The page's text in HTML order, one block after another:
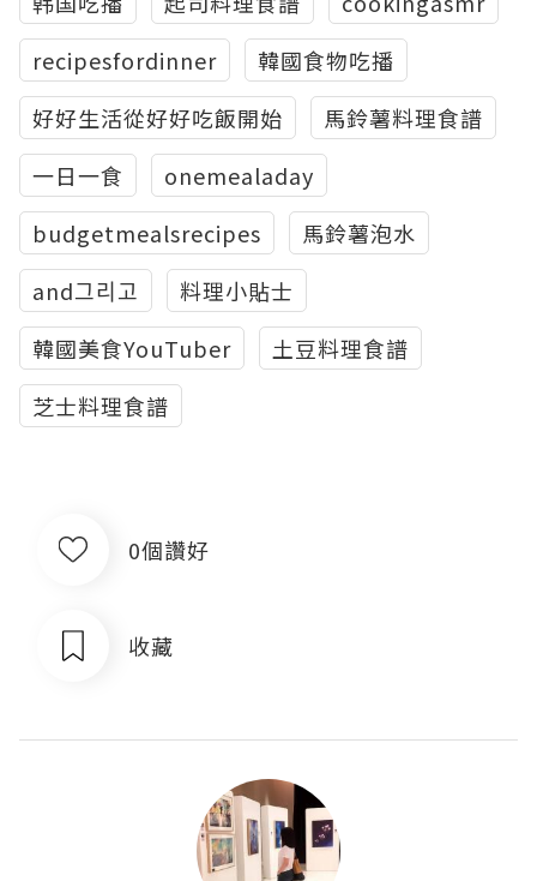
recipesfordinner
韓國食物吃播
好好生活從好好吃飯開始
馬鈴薯料理食譜
一日一食
onemealaday
budgetmealsrecipes
馬鈴薯泡水
and그리고
料理小貼士
韓國美食YouTuber
土豆料理食譜
芝士料理食譜
0個讚好
收藏